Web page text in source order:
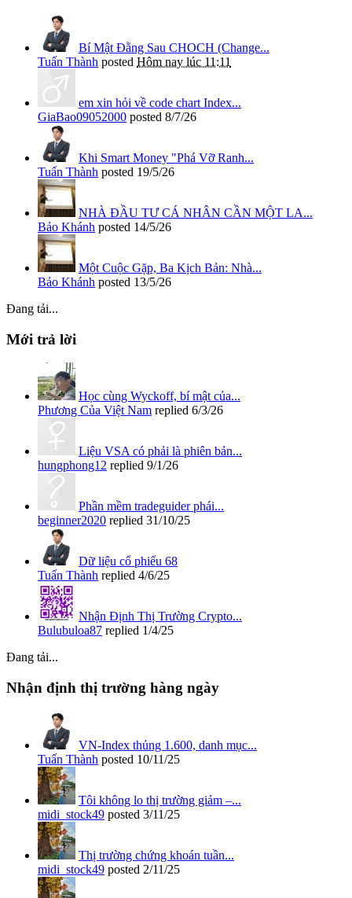
Bí Mật Đằng Sau CHOCH (Change...
Tuấn Thành posted Hôm nay lúc 11:11
em xin hỏi về code chart Index...
GiaBao09052000 posted 8/7/26
Khi Smart Money "Phá Vỡ Ranh...
Tuấn Thành posted 19/5/26
NHÀ ĐẦU TƯ CÁ NHÂN CẦN MỘT LA...
Bảo Khánh posted 14/5/26
Một Cuộc Gặp, Ba Kịch Bản: Nhà...
Bảo Khánh posted 13/5/26
Đang tải...
Mới trả lời
Học cùng Wyckoff, bí mật của...
Phương Của Việt Nam replied 6/3/26
Liệu VSA có phải là phiên bản...
hungphong12 replied 9/1/26
Phần mềm tradeguider phái...
beginner2020 replied 31/10/25
Dữ liệu cổ phiếu 68
Tuấn Thành replied 4/6/25
Nhận Định Thị Trường Crypto...
Bulubuloa87 replied 1/4/25
Đang tải...
Nhận định thị trường hàng ngày
VN-Index thủng 1.600, danh mục...
Tuấn Thành posted 10/11/25
Tôi không lo thị trường giảm –...
midi_stock49 posted 3/11/25
Thị trường chứng khoán tuần...
midi_stock49 posted 2/11/25